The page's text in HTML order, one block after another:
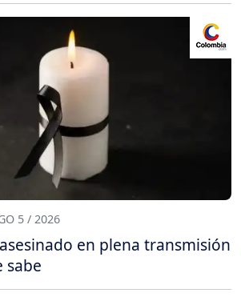
5 / 2026
en plena transmisión
sabe